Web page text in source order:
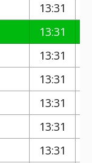
13:31
13:31
13:31
13:31
13:31
13:31
13:31